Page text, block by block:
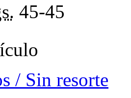
45-45
/ Sin resorte